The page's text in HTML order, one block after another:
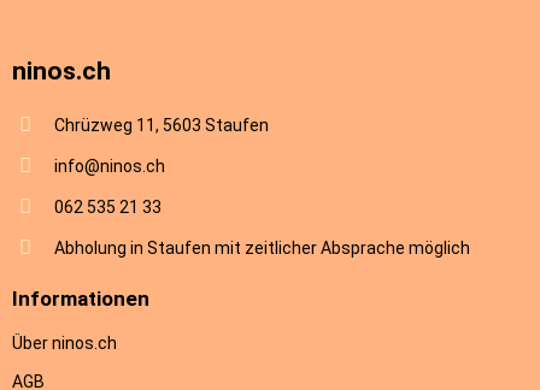
ninos.ch
Chrüzweg 11, 5603 Staufen
info@ninos.ch
062 535 21 33
Abholung in Staufen mit zeitlicher Absprache möglich
Informationen
Über ninos.ch
AGB